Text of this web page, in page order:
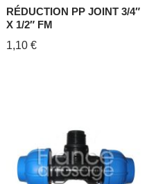
RÉDUCTION PP JOINT 3/4″
X 1/2″ FM
1,10€